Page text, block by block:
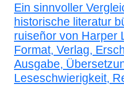
Ein sinnvoller
historische literatur
ruiseñor von Harper
Format, Verlag,
Ausgabe,
Leseschwierigkeit,